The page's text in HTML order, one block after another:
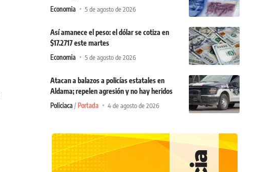
Economia 5 de agosto de 2026
Así amanece el peso: el dólar se cotiza en
$17.2717 este martes
Economia 5 de agosto de 2026
Atacan a balazos a policías estatales en
Aldama; repelen agresión y no hay heridos
Policiaca Portada 4 de agosto de 2026